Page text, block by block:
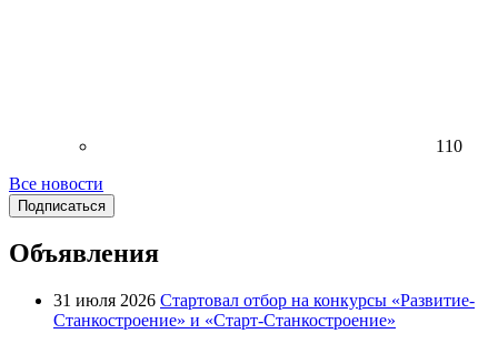
110
Все новости
Подписаться
Объявления
31 июля 2026 Стартовал отбор на конкурсы «Развитие-
Станкостроение» и «Старт-Станкостроение»